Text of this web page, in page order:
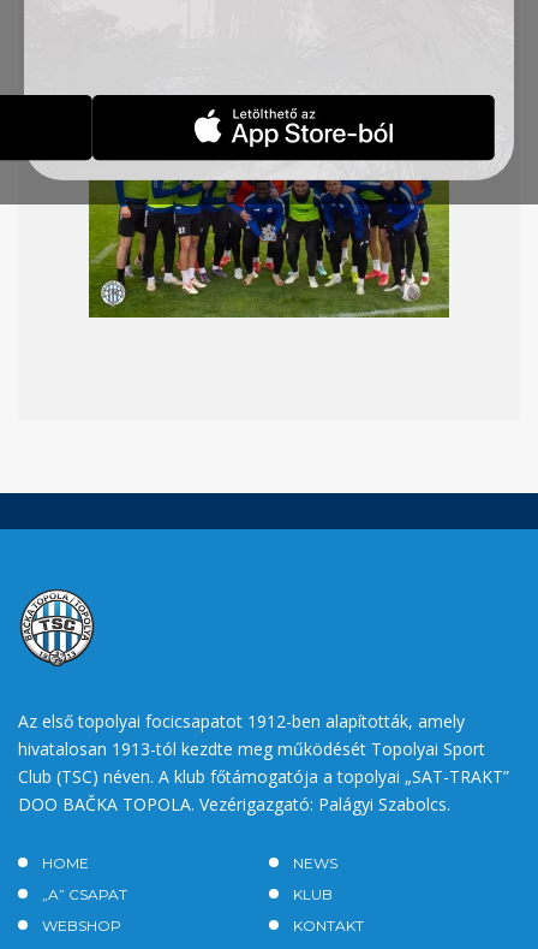
Az első topolyai focicsapatot 1912-ben alapították, amely
hivatalosan 1913-tól kezdte meg működését Topolyai Sport
Club (TSC) néven. A klub főtámogatója a topolyai „SAT-TRAKT”
DOO BAČKA TOPOLA. Vezérigazgató: Palágyi Szabolcs.
HOME
NEWS
„A” CSAPAT
KLUB
WEBSHOP
KONTAKT